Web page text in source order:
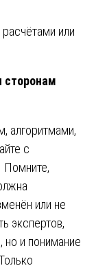
или
сторонам
алгоритмами,
с
Помните,
или не
экспертов,
но и понимание